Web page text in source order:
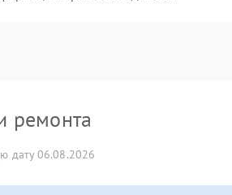
ремонта
дату 06.08.2026